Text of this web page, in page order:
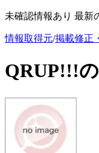
未確認情報あり 最新
情報取得元/掲載修正
QRUP!!!